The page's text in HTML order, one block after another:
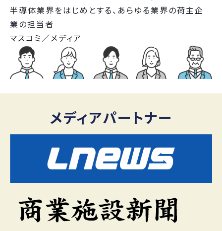
半導体業界をはじめとする、あらゆる業界の荷主企
業の担当者
マスコミ／メディア
メディアパートナー